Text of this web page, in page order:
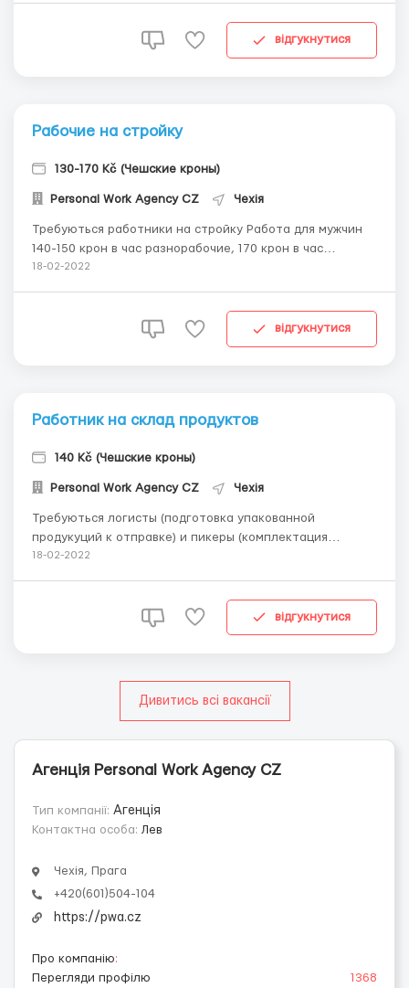
відгукнутися
Рабочие на стройку
130-170 Kč (Чешские кроны)
Personal Work Agency CZ Чехія
Требуються работники на стройку Работа для мужчин
140-150 крон в час разнорабочие, 170 крон в час
мастера 10-11 часов в день 6 дней в неделю Только
18-02-2022
відгукнутися
Работник на склад продуктов
140 Kč (Чешские кроны)
Personal Work Agency CZ Чехія
Требуються логисты (подготовка упакованной
продукуций к отправке) и пикеры (комплектация
заказов) на склад продуктов Мужчины, женщины,
Выходные по договоренности Проживание 4500 крон в
18-02-2022
відгукнутися
Дивитись всі вакансії
Агенція Personal Work Agency CZ
Тип компанії: Агенція
Контактна особа: Лев
Чехія, Прага
+420(601)504-104
https://pwa.cz
Про компанію:
Перегляди профілю
1368